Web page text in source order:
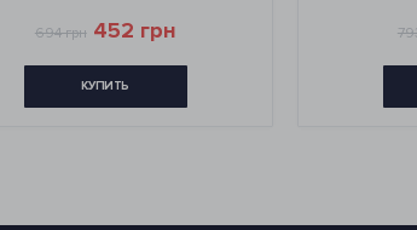
694 грн 452 грн
КУПИТЬ